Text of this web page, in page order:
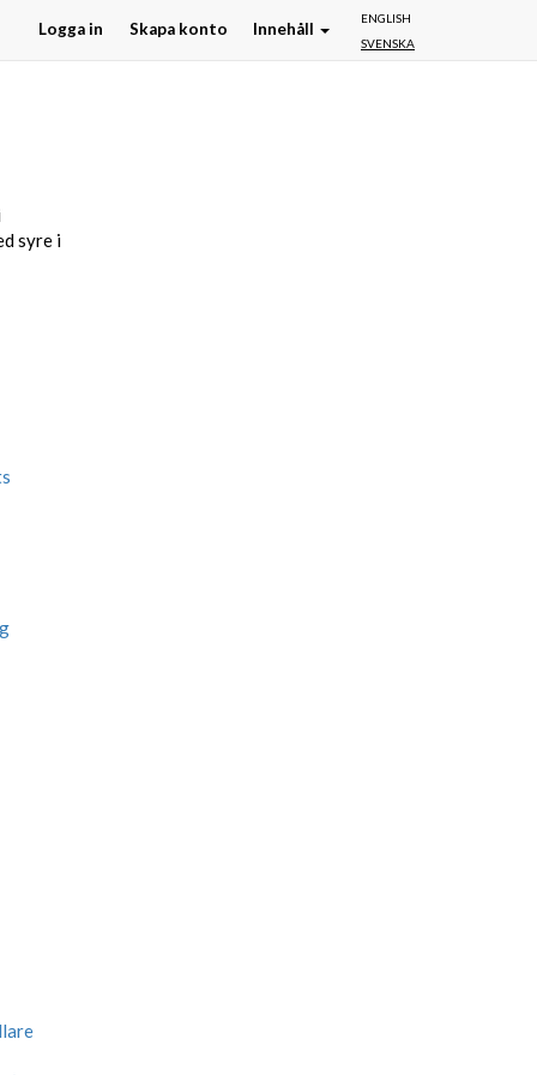
ENGLISH
SVENSKA
Logga in Skapa konto Innehåll
syre i